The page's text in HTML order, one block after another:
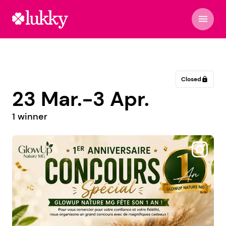
menu
Closed lock
23 Mar.-3 Apr.
1 winner
@gogo_plr